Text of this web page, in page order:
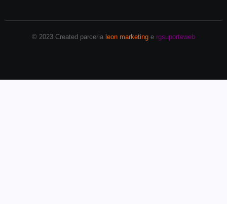
© 2023 Created parceria leon marketing e rgsuporteweb